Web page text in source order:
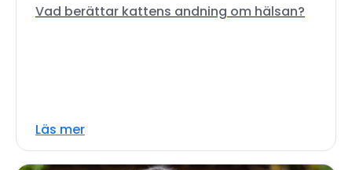
Vad berättar kattens andning om hälsan?
Läs mer